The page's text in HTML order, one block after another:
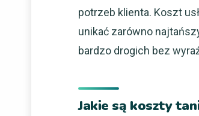
potrzeb klienta. Koszt
unikać zarówno
bardzo drogich bez
Jakie są koszty